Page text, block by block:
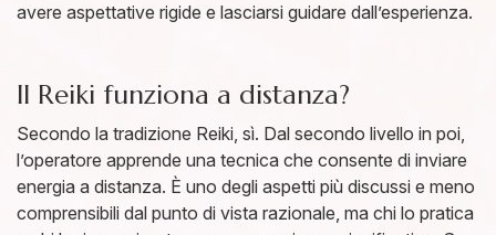
avere aspettative rigide e lasciarsi guidare dall’esperienza.
Il Reiki funziona a distanza?
Secondo la tradizione Reiki, sì. Dal secondo livello in poi,
l’operatore apprende una tecnica che consente di inviare
energia a distanza. È uno degli aspetti più discussi e meno
comprensibili dal punto di vista razionale, ma chi lo pratica